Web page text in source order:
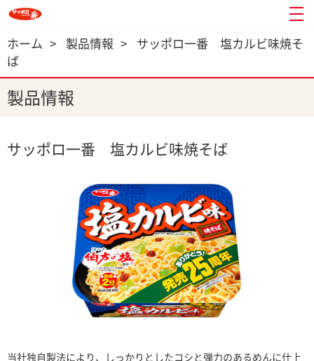
ホーム > 製品情報 >
サッポロ一番 塩カルビ味焼そ
ば
製品情報
サッポロ一番 塩カルビ味焼そば
当社独自製法により、しっかりとしたコシと弾力のあるめんに仕上